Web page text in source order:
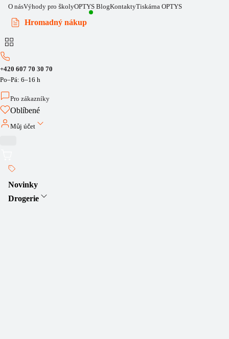
O násVýhody pro školyOPTYS BlogKontaktyTiskárna OPTYS
Hromadný nákup
+420 607 70 30 70
Po–Pá: 6–16 h
Pro zákazníky
Oblíbené
Můj účet
Novinky
Drogerie